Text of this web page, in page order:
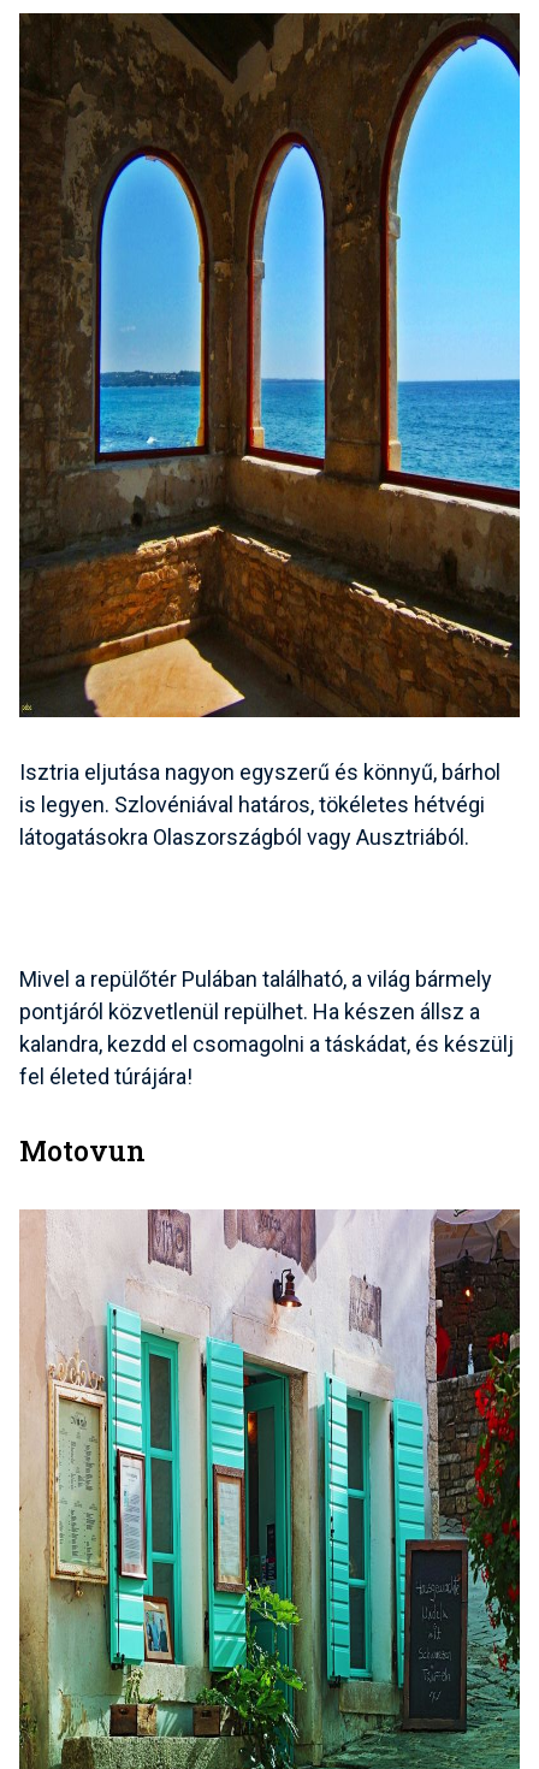
Isztria eljutása nagyon egyszerű és könnyű, bárhol
is legyen. Szlovéniával határos, tökéletes hétvégi
látogatásokra Olaszországból vagy Ausztriából.
Mivel a repülőtér Pulában található, a világ bármely
pontjáról közvetlenül repülhet. Ha készen állsz a
kalandra, kezdd el csomagolni a táskádat, és készülj
fel életed túrájára!
Motovun